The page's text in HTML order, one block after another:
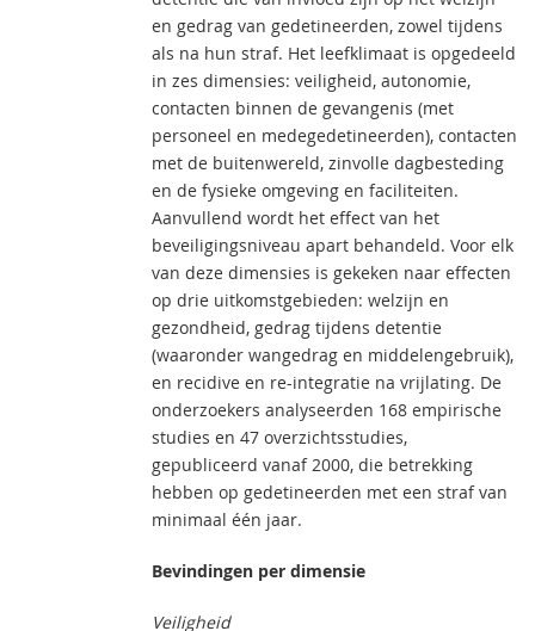
en gedrag van gedetineerden, zowel tijdens
als na hun straf. Het leefklimaat is opgedeeld
in zes dimensies: veiligheid, autonomie,
contacten binnen de gevangenis (met
personeel en medegedetineerden), contacten
met de buitenwereld, zinvolle dagbesteding
en de fysieke omgeving en faciliteiten.
Aanvullend wordt het effect van het
beveiligingsniveau apart behandeld. Voor elk
van deze dimensies is gekeken naar effecten
op drie uitkomstgebieden: welzijn en
gezondheid, gedrag tijdens detentie
(waaronder wangedrag en middelengebruik),
en recidive en re-integratie na vrijlating. De
onderzoekers analyseerden 168 empirische
studies en 47 overzichtsstudies,
gepubliceerd vanaf 2000, die betrekking
hebben op gedetineerden met een straf van
minimaal één jaar.
Bevindingen per dimensie
Veiligheid